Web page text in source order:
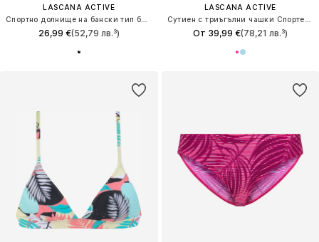
LASCANA ACTIVE
26,99 €(52,79 лв.³)
LASCANA ACTIVE
От 39,99 €(78,21 лв.³)